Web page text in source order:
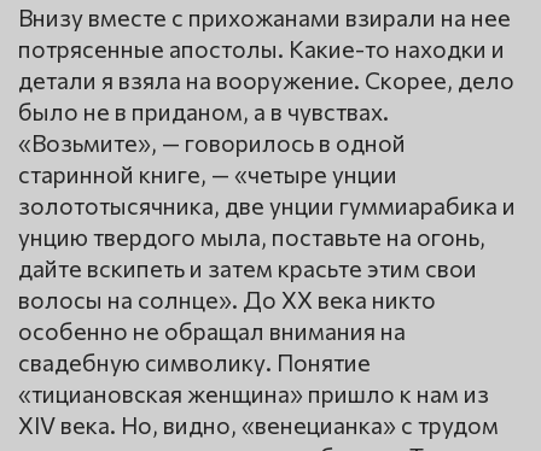
Внизу вместе с прихожанами взирали на нее
потрясенные апостолы. Какие-то находки и
детали я взяла на вооружение. Скорее, дело
было не в приданом, а в чувствах.
«Возьмите», — говорилось в одной
старинной книге, — «четыре унции
золототысячника, две унции гуммиарабика и
унцию твердого мыла, поставьте на огонь,
дайте вскипеть и затем красьте этим свои
волосы на солнце». До XX века никто
особенно не обращал внимания на
свадебную символику. Понятие
«тициановская женщина» пришло к нам из
XIV века. Но, видно, «венецианка» с трудом